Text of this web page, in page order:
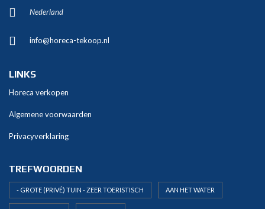
n
t
v
e
Nederland
info@horeca-tekoop.nl
LINKS
Horeca verkopen
Algemene voorwaarden
Privacyverklaring
TREFWOORDEN
- GROTE (PRIVÉ) TUIN - ZEER TOERISTISCH AAN HET WATER